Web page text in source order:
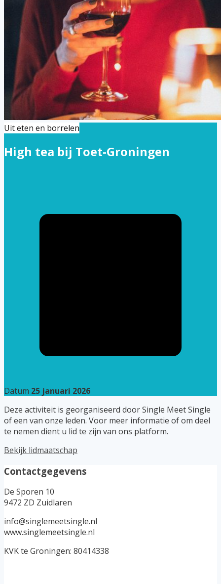
Uit eten en borrelen
High tea bij Toet-Groningen
Datum 25 januari 2026
Deze activiteit is georganiseerd door Single Meet Single
of een van onze leden. Voor meer informatie of om deel
te nemen dient u lid te zijn van ons platform.
Bekijk lidmaatschap
Contactgegevens
De Sporen 10
9472 ZD Zuidlaren
info@singlemeetsingle.nl
www.singlemeetsingle.nl
KVK te Groningen: 80414338